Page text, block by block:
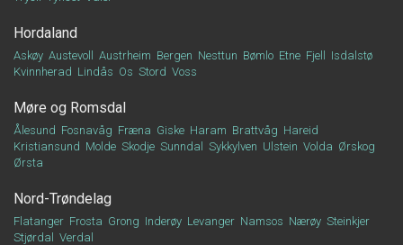
Hordaland
Askøy Austevoll Austrheim Bergen Nesttun Bømlo Etne Fjell
Isdalstø
Kvinnherad Lindås Os Stord Voss
Møre og Romsdal
Ålesund Fosnavåg Fræna Giske Haram Brattvåg Hareid
Kristiansund Molde Skodje Sunndal Sykkylven Ulstein Volda Ørskog
Ørsta
Nord-Trøndelag
Flatanger Frosta Grong Inderøy Levanger Namsos Nærøy Steinkjer
Stjørdal
Verdal